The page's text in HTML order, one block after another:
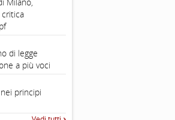
critica
di legge
a più voci
principi